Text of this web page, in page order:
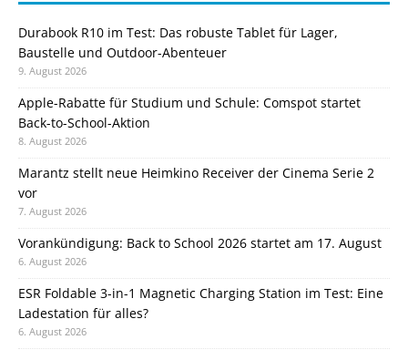
Durabook R10 im Test: Das robuste Tablet für Lager,
Baustelle und Outdoor-Abenteuer
9. August 2026
Apple-Rabatte für Studium und Schule: Comspot startet
Back-to-School-Aktion
8. August 2026
Marantz stellt neue Heimkino Receiver der Cinema Serie 2
vor
7. August 2026
Vorankündigung: Back to School 2026 startet am 17. August
6. August 2026
ESR Foldable 3-in-1 Magnetic Charging Station im Test: Eine
Ladestation für alles?
6. August 2026